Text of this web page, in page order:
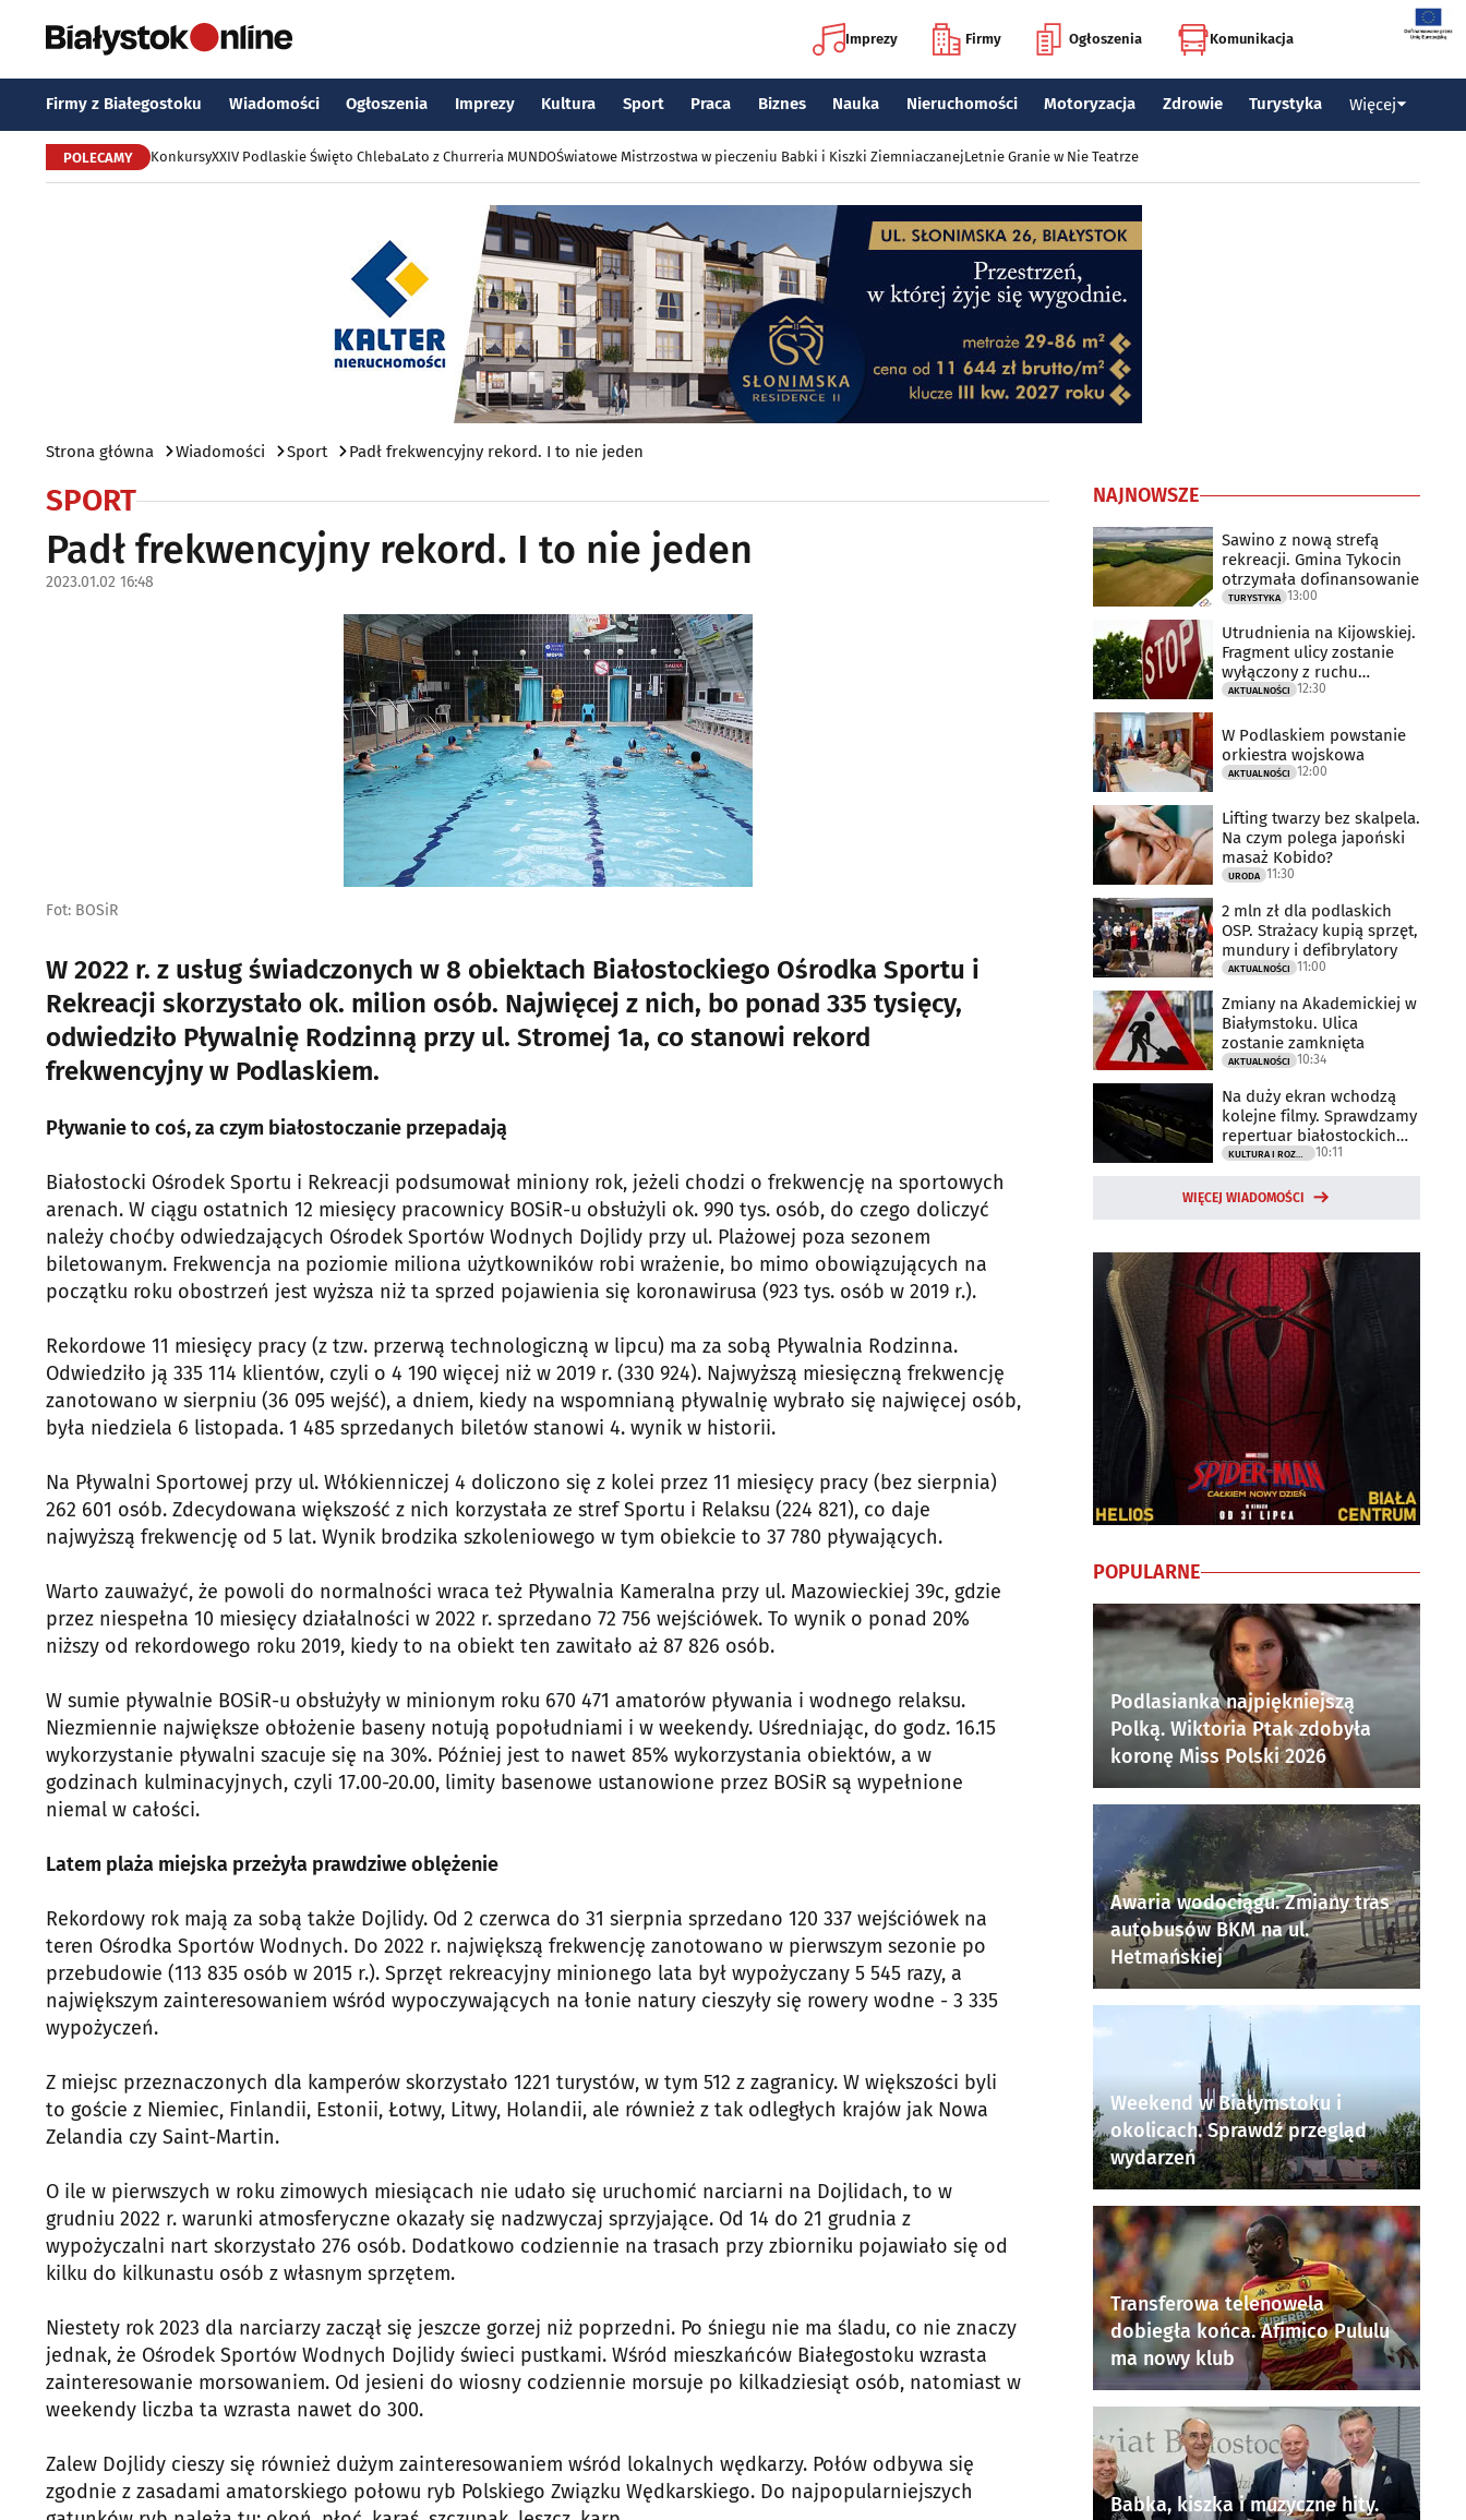
Imprezy Firmy Ogłoszenia Komunikacja
Firmy z Białegostoku Wiadomości Ogłoszenia Imprezy Kultura Sport Praca Biznes Nauka Nieruchomości Motoryzacja Zdrowie Turystyka Więcej
POLECAMY KonkursyXXIV Podlaskie Święto ChlebaLato z Churreria MUNDOŚwiatowe Mistrzostwa w pieczeniu Babki i Kiszki ZiemniaczanejLetnie Granie w Nie Teatrze
Strona główna Wiadomości Sport Padł frekwencyjny rekord. I to nie jeden
SPORT
Padł frekwencyjny rekord. I to nie jeden
2023.01.02 16:48
Fot: BOSiR
W 2022 r. z usług świadczonych w 8 obiektach Białostockiego Ośrodka Sportu i
Rekreacji skorzystało ok. milion osób. Najwięcej z nich, bo ponad 335 tysięcy,
odwiedziło Pływalnię Rodzinną przy ul. Stromej 1a, co stanowi rekord
frekwencyjny w Podlaskiem.
Pływanie to coś, za czym białostoczanie przepadają
Białostocki Ośrodek Sportu i Rekreacji podsumował miniony rok, jeżeli chodzi o frekwencję na sportowych
arenach. W ciągu ostatnich 12 miesięcy pracownicy BOSiR-u obsłużyli ok. 990 tys. osób, do czego doliczyć
należy choćby odwiedzających Ośrodek Sportów Wodnych Dojlidy przy ul. Plażowej poza sezonem
biletowanym. Frekwencja na poziomie miliona użytkowników robi wrażenie, bo mimo obowiązujących na
początku roku obostrzeń jest wyższa niż ta sprzed pojawienia się koronawirusa (923 tys. osób w 2019 r.).
Rekordowe 11 miesięcy pracy (z tzw. przerwą technologiczną w lipcu) ma za sobą Pływalnia Rodzinna.
Odwiedziło ją 335 114 klientów, czyli o 4 190 więcej niż w 2019 r. (330 924). Najwyższą miesięczną frekwencję
zanotowano w sierpniu (36 095 wejść), a dniem, kiedy na wspomnianą pływalnię wybrało się najwięcej osób,
była niedziela 6 listopada. 1 485 sprzedanych biletów stanowi 4. wynik w historii.
Na Pływalni Sportowej przy ul. Włókienniczej 4 doliczono się z kolei przez 11 miesięcy pracy (bez sierpnia)
262 601 osób. Zdecydowana większość z nich korzystała ze stref Sportu i Relaksu (224 821), co daje
najwyższą frekwencję od 5 lat. Wynik brodzika szkoleniowego w tym obiekcie to 37 780 pływających.
Warto zauważyć, że powoli do normalności wraca też Pływalnia Kameralna przy ul. Mazowieckiej 39c, gdzie
przez niespełna 10 miesięcy działalności w 2022 r. sprzedano 72 756 wejściówek. To wynik o ponad 20%
niższy od rekordowego roku 2019, kiedy to na obiekt ten zawitało aż 87 826 osób.
W sumie pływalnie BOSiR-u obsłużyły w minionym roku 670 471 amatorów pływania i wodnego relaksu.
Niezmiennie największe obłożenie baseny notują popołudniami i w weekendy. Uśredniając, do godz. 16.15
wykorzystanie pływalni szacuje się na 30%. Później jest to nawet 85% wykorzystania obiektów, a w
godzinach kulminacyjnych, czyli 17.00-20.00, limity basenowe ustanowione przez BOSiR są wypełnione
niemal w całości.
Latem plaża miejska przeżyła prawdziwe oblężenie
Rekordowy rok mają za sobą także Dojlidy. Od 2 czerwca do 31 sierpnia sprzedano 120 337 wejściówek na
teren Ośrodka Sportów Wodnych. Do 2022 r. największą frekwencję zanotowano w pierwszym sezonie po
przebudowie (113 835 osób w 2015 r.). Sprzęt rekreacyjny minionego lata był wypożyczany 5 545 razy, a
największym zainteresowaniem wśród wypoczywających na łonie natury cieszyły się rowery wodne - 3 335
wypożyczeń.
Z miejsc przeznaczonych dla kamperów skorzystało 1221 turystów, w tym 512 z zagranicy. W większości byli
to goście z Niemiec, Finlandii, Estonii, Łotwy, Litwy, Holandii, ale również z tak odległych krajów jak Nowa
Zelandia czy Saint-Martin.
O ile w pierwszych w roku zimowych miesiącach nie udało się uruchomić narciarni na Dojlidach, to w
grudniu 2022 r. warunki atmosferyczne okazały się nadzwyczaj sprzyjające. Od 14 do 21 grudnia z
wypożyczalni nart skorzystało 276 osób. Dodatkowo codziennie na trasach przy zbiorniku pojawiało się od
kilku do kilkunastu osób z własnym sprzętem.
Niestety rok 2023 dla narciarzy zaczął się jeszcze gorzej niż poprzedni. Po śniegu nie ma śladu, co nie znaczy
jednak, że Ośrodek Sportów Wodnych Dojlidy świeci pustkami. Wśród mieszkańców Białegostoku wzrasta
zainteresowanie morsowaniem. Od jesieni do wiosny codziennie morsuje po kilkadziesiąt osób, natomiast w
weekendy liczba ta wzrasta nawet do 300.
Zalew Dojlidy cieszy się również dużym zainteresowaniem wśród lokalnych wędkarzy. Połów odbywa się
zgodnie z zasadami amatorskiego połowu ryb Polskiego Związku Wędkarskiego. Do najpopularniejszych
NAJNOWSZE
Sawino z nową strefą
rekreacji. Gmina Tykocin
otrzymała dofinansowanie
TURYSTYKA 13:00
Utrudnienia na Kijowskiej.
Fragment ulicy zostanie
wyłączony z ruchu
drogowego
AKTUALNOŚCI 12:30
W Podlaskiem powstanie
orkiestra wojskowa
AKTUALNOŚCI 12:00
Lifting twarzy bez skalpela.
Na czym polega japoński
masaż Kobido?
URODA 11:30
2 mln zł dla podlaskich
OSP. Strażacy kupią sprzęt,
mundury i defibrylatory
AKTUALNOŚCI 11:00
Zmiany na Akademickiej w
Białymstoku. Ulica
zostanie zamknięta
AKTUALNOŚCI 10:34
Na duży ekran wchodzą
kolejne filmy. Sprawdzamy
repertuar białostockich
kin
10:11
WIĘCEJ WIADOMOŚCI
POPULARNE
Podlasianka najpiękniejszą
Polką. Wiktoria Ptak zdobyła
koronę Miss Polski 2026
Awaria wodociągu. Zmiany tras
autobusów BKM na ul.
Hetmańskiej
Weekend w Białymstoku i
okolicach. Sprawdź przegląd
wydarzeń
Transferowa telenowela
dobiegła końca. Afimico Pululu
ma nowy klub
Babka, kiszka i muzyczne hity.